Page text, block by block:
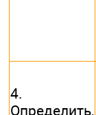
4.
Определить,